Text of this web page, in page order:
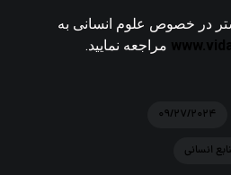
در خصوص علوم انسانی به
مراجعه نمایید.
۰۹/۲۷/۲۰۲۴
انسانی